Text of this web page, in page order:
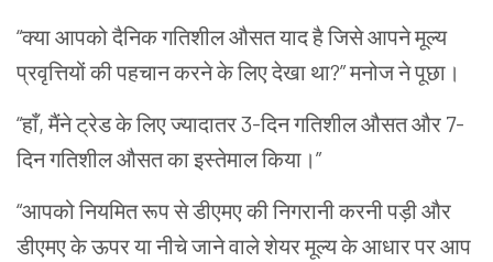
“क्या आपको दैनिक गतिशील औसत याद है जिसे आपने मूल्य
प्रवृत्तियों की पहचान करने के लिए देखा था?” मनोज ने पूछा।
“हाँ, मैंने ट्रेड के लिए ज्यादातर 3-दिन गतिशील औसत और 7-
दिन गतिशील औसत का इस्तेमाल किया।”
“आपको नियमित रूप से डीएमए की निगरानी करनी पड़ी और
डीएमए के ऊपर या नीचे जाने वाले शेयर मूल्य के आधार पर आप